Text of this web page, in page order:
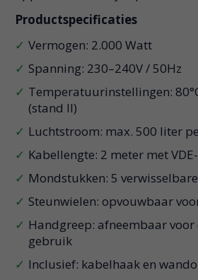
Productspecificaties
Vermogen: 2.000 Watt
Spanning: 230–240V / 50Hz
Temperatuurinstellingen:
(stand II)
Luchtstroom: max. 500 liter
Kabellengte: 2 meter met
Mondstukken: 5
Steunwielen: opvouwbaar
Handgreep: afneembaar
gebruik
Inclusief: kabelhaak en